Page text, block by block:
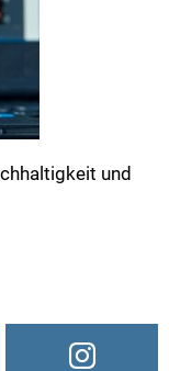
und